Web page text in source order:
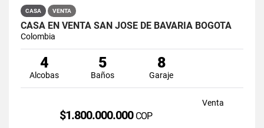
CASA VENTA
CASA EN VENTA SAN JOSÉ DE BAVARIA BOGOTÁ
Colombia
4
Alcobas
5
Baños
8
Garaje
Venta
$1.800.000.000 COP